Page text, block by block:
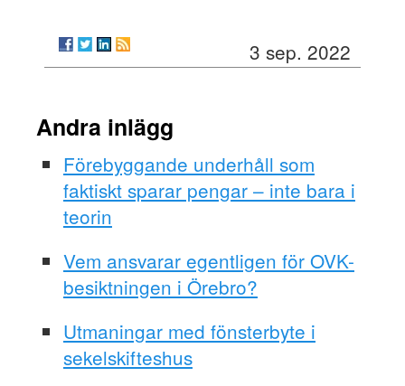
3 sep. 2022
Andra inlägg
Förebyggande underhåll som
faktiskt sparar pengar – inte bara i
teorin
Vem ansvarar egentligen för OVK-
besiktningen i Örebro?
Utmaningar med fönsterbyte i
sekelskifteshus